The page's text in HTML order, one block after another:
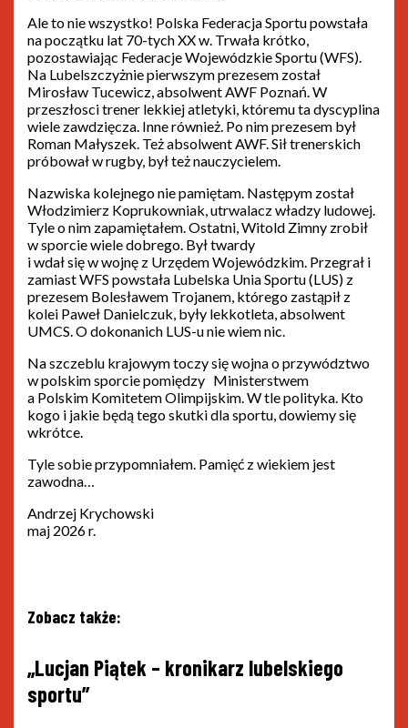
Ale to nie wszystko! Polska Federacja Sportu powstała
na początku lat 70-tych XX w. Trwała krótko,
pozostawiając Federacje Wojewódzkie Sportu (WFS).
Na Lubelszczyżnie pierwszym prezesem został
Mirosław Tucewicz, absolwent AWF Poznań. W
przeszłosci trener lekkiej atletyki, któremu ta dyscyplina
wiele zawdzięcza. Inne również. Po nim prezesem był
Roman Małyszek. Też absolwent AWF. Sił trenerskich
próbował w rugby, był też nauczycielem.
Nazwiska kolejnego nie pamiętam. Następym został
Włodzimierz Koprukowniak, utrwalacz władzy ludowej.
Tyle o nim zapamiętałem. Ostatni, Witold Zimny zrobił
w sporcie wiele dobrego. Był twardy
i wdał się w wojnę z Urzędem Wojewódzkim. Przegrał i
zamiast WFS powstała Lubelska Unia Sportu (LUS) z
prezesem Bolesławem Trojanem, którego zastąpił z
kolei Paweł Danielczuk, były lekkotleta, absolwent
UMCS. O dokonanich LUS-u nie wiem nic.
Na szczeblu krajowym toczy się wojna o przywództwo
w polskim sporcie pomiędzy Ministerstwem
a Polskim Komitetem Olimpijskim. W tle polityka. Kto
kogo i jakie będą tego skutki dla sportu, dowiemy się
wkrótce.
Tyle sobie przypomniałem. Pamięć z wiekiem jest
zawodna…
Andrzej Krychowski
maj 2026 r.
Zobacz także:
Nawigacja
wpisu
„Lucjan Piątek – kronikarz lubelskiego
sportu”